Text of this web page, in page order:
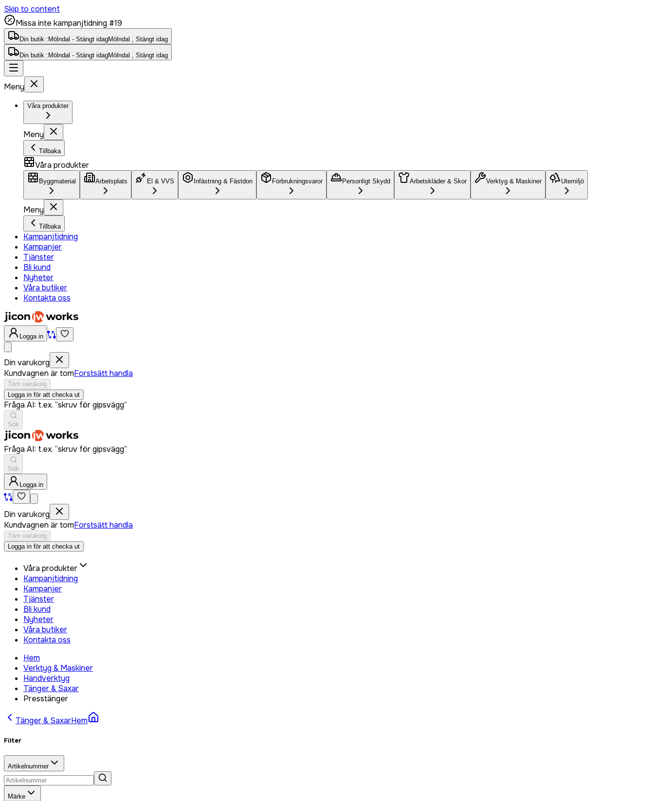
Skip to content
Missa inte kampanjtidning #19
Din butik : Mölndal - Stängt idagMölndal , Stängt idag
Din butik : Mölndal - Stängt idagMölndal , Stängt idag
Meny
Våra produkter
Meny
Tillbaka
Våra produkter
Byggmaterial Arbetsplats El & VVS Infästning & Fästdon Förbrukningsvaror Personligt Skydd Arbetskläder & Skor Verktyg & Maskiner Utemiljö
Meny
Tillbaka
Kampanjtidning
Kampanjer
Tjänster
Bli kund
Nyheter
Våra butiker
Kontakta oss
Logga in
Din varukorg
Kundvagnen är tomForstsätt handla
Töm varukorg
Logga in för att checka ut
Fråga AI: t.ex. “skruv för gipsvägg”
Sök
Fråga AI: t.ex. “skruv för gipsvägg”
Sök
Logga in
Din varukorg
Kundvagnen är tomForstsätt handla
Töm varukorg
Logga in för att checka ut
Våra produkter
Kampanjtidning
Kampanjer
Tjänster
Bli kund
Nyheter
Våra butiker
Kontakta oss
Hem
Verktyg & Maskiner
Handverktyg
Tänger & Saxar
Presstänger
Tänger & SaxarHem
Filter
Artikelnummer
Märke